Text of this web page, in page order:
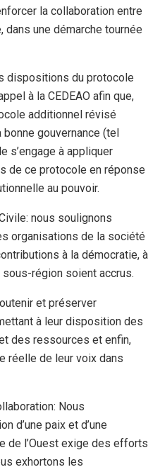
la collaboration entre
dans une démarche tournée
dispositions du protocole
à la CEDEAO afin que,
additionnel révisé
gouvernance (tel
s’engage à appliquer
de ce protocole en réponse
au pouvoir.
nous soulignons
organisations de la société
à la démocratie, à
région soient accrus.
et préserver
à leur disposition des
des ressources et enfin,
réelle de leur voix dans
Nous
d’une paix et d’une
de l’Ouest exige des efforts
exhortons les